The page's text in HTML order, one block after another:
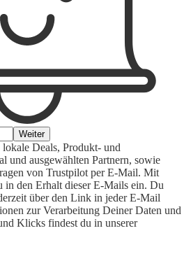
Weiter
Deals, Produkt- und
und ausgewählten Partnern, sowie
von Trustpilot per E-Mail. Mit
den Erhalt dieser E-Mails ein. Du
über den Link in jeder E-Mail
zur Verarbeitung Deiner Daten und
Klicks findest du in unserer